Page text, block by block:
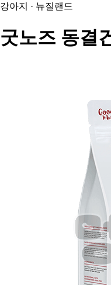
강아지 · 뉴질랜드
굿노즈 동결